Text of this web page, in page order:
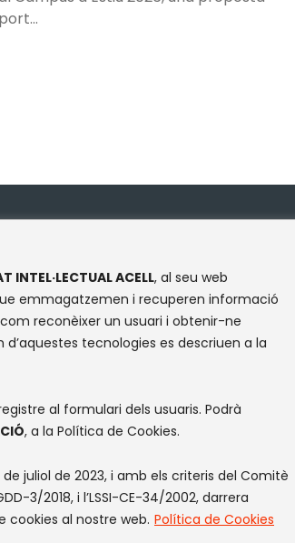
INTEL·LECTUAL ACELL, al seu web
emmagatzemen i recuperen informació
reconèixer un usuari i obtenir-ne
tecnologies es descriuen a la
al formulari dels usuaris. Podrà
, a la Política de Cookies.
de juliol de 2023, i amb els criteris del Comitè
3/2018, i l’LSSI-CE-34/2002, darrera
cookies al nostre web. Política de Cookies
S/N
Facebook
Instagram
Flickr
X